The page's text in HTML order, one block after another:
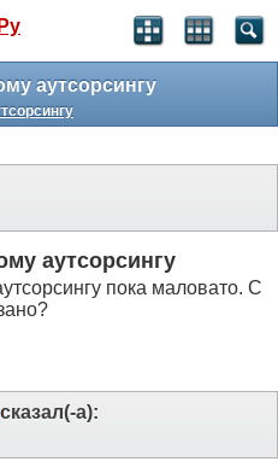
без рекламы
аутсорсингу
аутсорсингу
пока маловато. С
сказал(-а):